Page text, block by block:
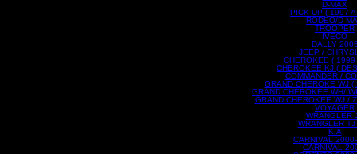
D-MAX
PICK UP ( 1997
RODEO/D-
TROOPER
IVECO
DALLY
JEEP /
CHEROKEE ( 1999
CHEROKEE KJ (
COMMANDER /
GRAND CHEROKE WJ (
GRAND CHEROKEE WH/
GRAND CHEROKEE WJ /
VOYAGER
WRANGLER
WRANGLER
KIA
CARNIVAL
CARNIVAL